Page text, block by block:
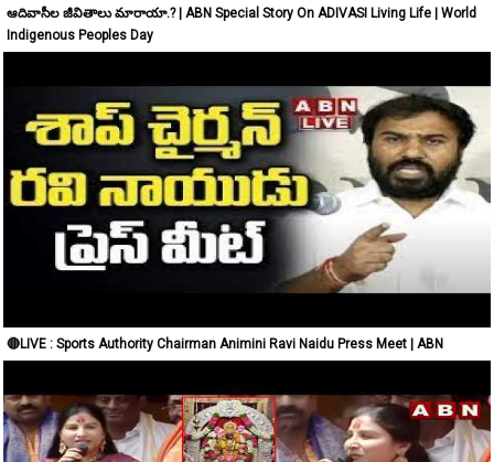
ఆదివాసీల జీవితాలు మారాయా.? | ABN Special Story On ADIVASI Living Life | World
Indigenous Peoples Day
🔴LIVE : Sports Authority Chairman Animini Ravi Naidu Press Meet | ABN